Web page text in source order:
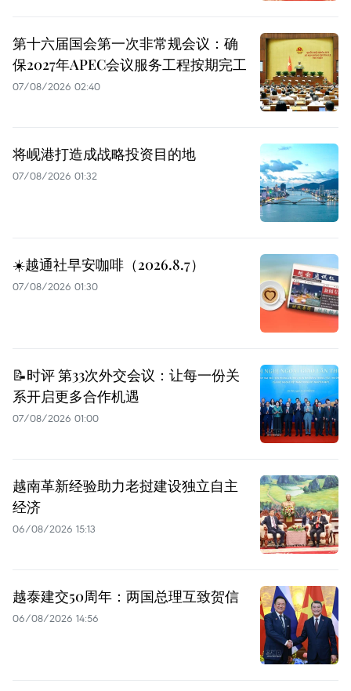
第十六届国会第一次非常规会议：确
保2027年APEC会议服务工程按期完工
07/08/2026 02:40
将岘港打造成战略投资目的地
07/08/2026 01:32
☀️越通社早安咖啡（2026.8.7）
07/08/2026 01:30
📝时评 第33次外交会议：让每一份关
系开启更多合作机遇
07/08/2026 01:00
越南革新经验助力老挝建设独立自主
经济
06/08/2026 15:13
越泰建交50周年：两国总理互致贺信
06/08/2026 14:56